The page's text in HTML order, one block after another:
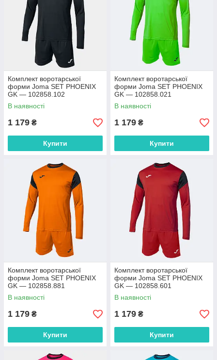
Комплект воротарської
форми Joma SET PHOENIX
GK — 102858.102
В наявності
1 179 ₴
Купити
Комплект воротарської
форми Joma SET PHOENIX
GK — 102858.021
В наявності
1 179 ₴
Купити
Комплект воротарської
форми Joma SET PHOENIX
GK — 102858.881
В наявності
1 179 ₴
Купити
Комплект воротарської
форми Joma SET PHOENIX
GK — 102858.601
В наявності
1 179 ₴
Купити